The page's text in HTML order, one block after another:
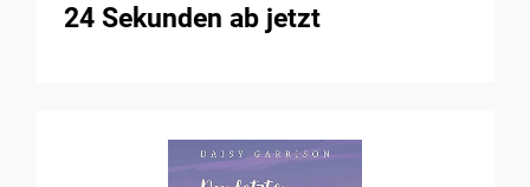
24 Sekunden ab jetzt